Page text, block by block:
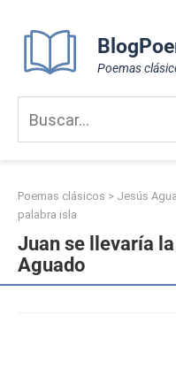
content
Poemas
Poemas clásicos > Jesús
palabra isla
Juan se llevaría
Aguado